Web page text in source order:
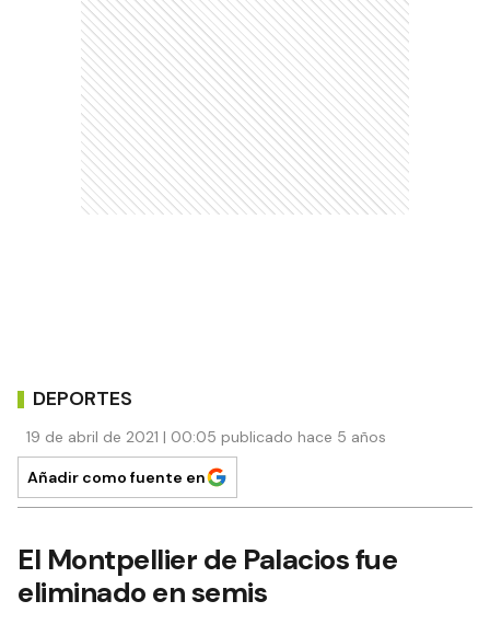
DEPORTES
19 de abril de 2021 | 00:05 publicado hace 5 años
Añadir como fuente en
El Montpellier de Palacios fue
eliminado en semis